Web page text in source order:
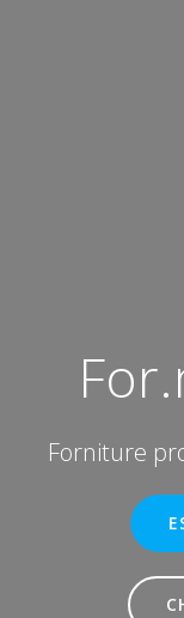
Forniture